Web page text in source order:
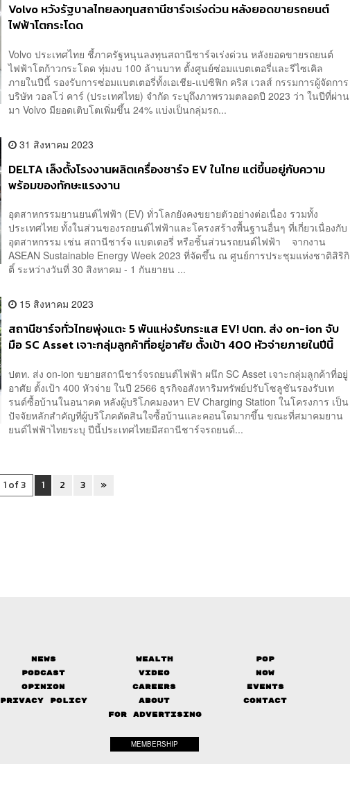
Volvo หวังรัฐบาลไทยลงทุนสถานีชาร์จเร่งด่วน หลังยอดขายรถยนต์
ไฟฟ้าโตกระโดด
Volvo ประเทศไทย ชี้ภาครัฐหนุนลงทุนสถานีชาร์จเร่งด่วน หลังยอดขายรถยนต์
ไฟฟ้าโตก้าวกระโดด ทุ่มงบ 100 ล้านบาท ตั้งศูนย์ซ่อมแบตเตอรี่และรีไซเคิล
ภายในปีนี้ รองรับการซ่อมแบตเตอรี่ทั้งเอเชีย-แปซิฟิก คริส เวลส์ กรรมการผู้จัดการ
บริษัท วอลโว่ คาร์ (ประเทศไทย) จำกัด ระบุถึงภาพรวมตลอดปี 2023 ว่า ในปีที่ผ่าน
มา Volvo มียอดเติบโตเพิ่มขึ้น 24% แบ่งเป็นกลุ่มรถ...
31 สิงหาคม 2023
DELTA เล็งตั้งโรงงานผลิตเครื่องชาร์จ EV ในไทย แต่ขึ้นอยู่กับความ
พร้อมของทักษะแรงงาน
อุตสาหกรรมยานยนต์ไฟฟ้า (EV) ทั่วโลกยังคงขยายตัวอย่างต่อเนื่อง รวมทั้ง
ประเทศไทย ทั้งในส่วนของรถยนต์ไฟฟ้าและโครงสร้างพื้นฐานอื่นๆ ที่เกี่ยวเนื่องกับ
อุตสาหกรรม เช่น สถานีชาร์จ แบตเตอรี่ หรือชิ้นส่วนรถยนต์ไฟฟ้า จากงาน
ASEAN Sustainable Energy Week 2023 ที่จัดขึ้น ณ ศูนย์การประชุมแห่งชาติสิริกิ
ติ์ ระหว่างวันที่ 30 สิงหาคม - 1 กันยายน ...
15 สิงหาคม 2023
สถานีชาร์จทั่วไทยพุ่งแตะ 5 พันแห่งรับกระแส EV! ปตท. ส่ง on-ion จับ
มือ SC Asset เจาะกลุ่มลูกค้าที่อยู่อาศัย ตั้งเป้า 400 หัวจ่ายภายในปีนี้
ปตท. ส่ง on-ion ขยายสถานีชาร์จรถยนต์ไฟฟ้า ผนึก SC Asset เจาะกลุ่มลูกค้าที่อยู่
อาศัย ตั้งเป้า 400 หัวจ่าย ในปี 2566 ธุรกิจอสังหาริมทรัพย์ปรับโซลูชันรองรับเท
รนด์ซื้อบ้านในอนาคต หลังผู้บริโภคมองหา EV Charging Station ในโครงการ เป็น
ปัจจัยหลักสำคัญที่ผู้บริโภคตัดสินใจซื้อบ้านและคอนโดมากขึ้น ขณะที่สมาคมยาน
ยนต์ไฟฟ้าไทยระบุ ปีนี้ประเทศไทยมีสถานีชาร์จรถยนต์...
1 of 3 1 2 3 »
News Wealth
Pop
Podcast
Video
Now
Opinion
Careers
Events
Privacy Policy
About
Contact
FOR ADVERTISING
MEMBERSHIP